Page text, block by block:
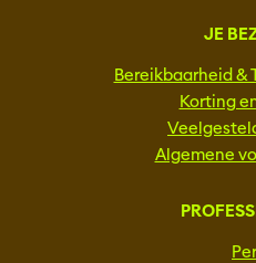
JE
Bereikbaarheid &
Korting
Algemene